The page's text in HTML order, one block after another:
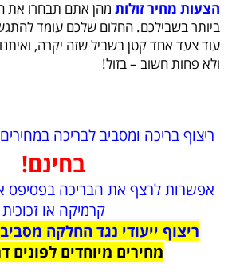
הצעות מחיר זולות מהן אתם תבחרו את
ביותר בשבילכם. החלום שלכם עומד
עוד צעד אחד קטן בשביל שזה יקרה,
ולא פחות חשוב – בזול!
ריצוף בריכה ומסביב לבריכה במחירים
בחינם!
אפשרות לרצף את הבריכה בפסיפס
קרמיקה או זכוכית
ריצוף ייעודי נגד החלקה
מחירים מיוחדים לפונים